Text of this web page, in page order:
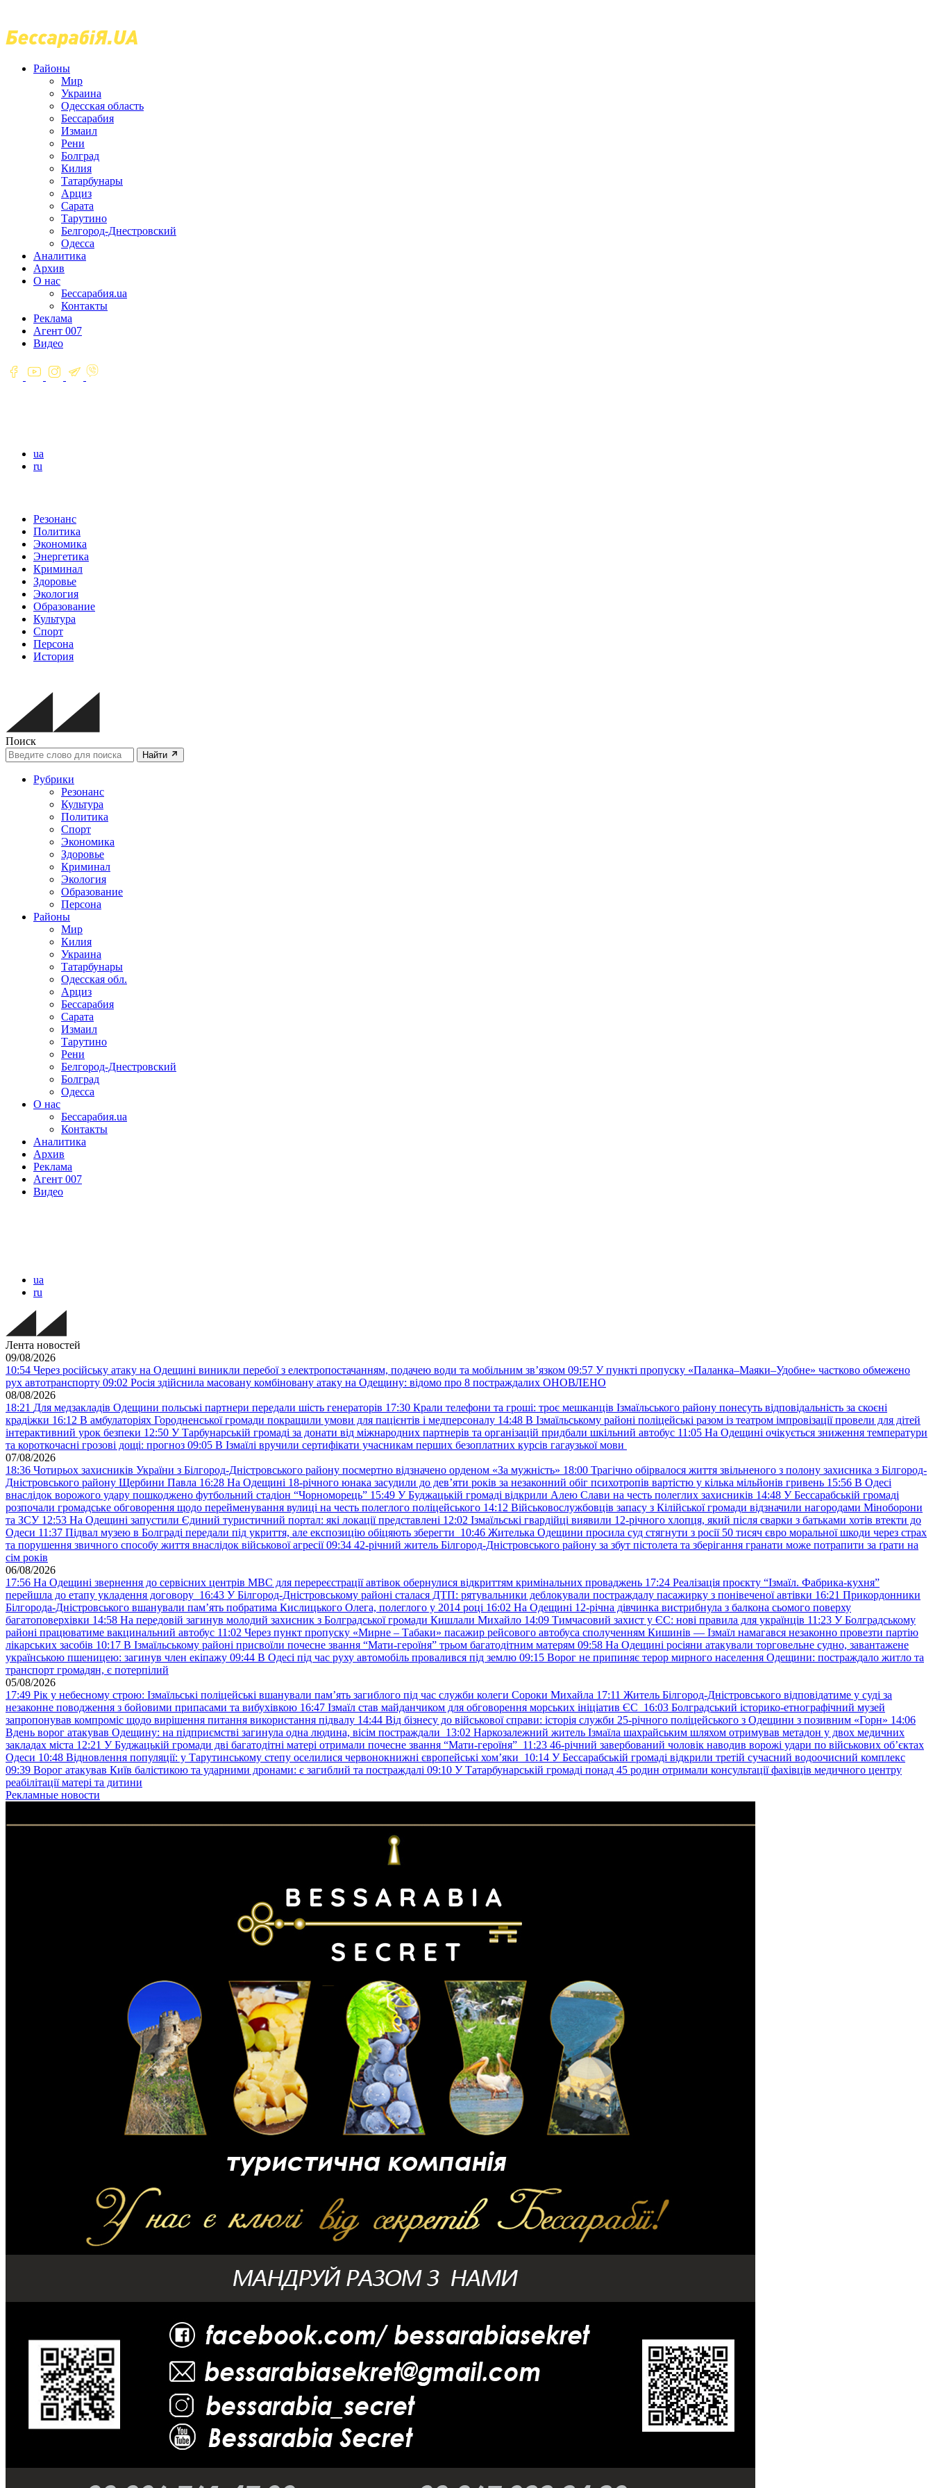
Районы
Мир
Украина
Одесская область
Бессарабия
Измаил
Рени
Болград
Килия
Татарбунары
Арциз
Сарата
Тарутино
Белгород-Днестровский
Одесса
Аналитика
Архив
О нас
Бессарабия.ua
Контакты
Реклама
Агент 007
Видео
ua
ru
Резонанс
Политика
Экономика
Энергетика
Криминал
Здоровье
Экология
Образование
Культура
Спорт
Персона
История
Поиск
Найти
Рубрики
Резонанс
Культура
Политика
Спорт
Экономика
Здоровье
Криминал
Экология
Образование
Персона
Районы
Мир
Килия
Украина
Татарбунары
Одесская обл.
Арциз
Бессарабия
Сарата
Измаил
Тарутино
Рени
Белгород-Днестровский
Болград
Одесса
О нас
Бессарабия.ua
Контакты
Аналитика
Архив
Реклама
Агент 007
Видео
ua
ru
Лента новостей
09/08/2026
10:54 Через російську атаку на Одещині виникли перебої з електропостачанням, подачею води та мобільним звʼязком 09:57 У пункті пропуску «Паланка–Маяки–Удобне» частково обмежено
рух автотранспорту 09:02 Росія здійснила масовану комбіновану атаку на Одещину: відомо про 8 постраждалих ОНОВЛЕНО
08/08/2026
18:21 Для медзакладів Одещини польські партнери передали шість генераторів 17:30 Крали телефони та гроші: троє мешканців Ізмаїльського району понесуть відповідальність за скоєні
крадіжки 16:12 В амбулаторіях Городненської громади покращили умови для пацієнтів і медперсоналу 14:48 В Ізмаїльському районі поліцейські разом із театром імпровізації провели для дітей
інтерактивний урок безпеки 12:50 У Тарбунарській громаді за донати від міжнародних партнерів та організацій придбали шкільний автобус 11:05 На Одещині очікується зниження температури
та короткочасні грозові дощі: прогноз 09:05 В Ізмаїлі вручили сертифікати учасникам перших безоплатних курсів гагаузької мови
07/08/2026
18:36 Чотирьох захисників України з Білгород-Дністровського району посмертно відзначено орденом «За мужність» 18:00 Трагічно обірвалося життя звільненого з полону захисника з Білгород-
Дністровського району Щербини Павла 16:28 На Одещині 18-річного юнака засудили до дев’яти років за незаконний обіг психотропів вартістю у кілька мільйонів гривень 15:56 В Одесі
внаслідок ворожого удару пошкоджено футбольний стадіон “Чорноморець” 15:49 У Буджацькій громаді відкрили Алею Слави на честь полеглих захисників 14:48 У Бессарабській громаді
розпочали громадське обговорення щодо перейменування вулиці на честь полеглого поліцейського 14:12 Військовослужбовців запасу з Кілійської громади відзначили нагородами Міноборони
та ЗСУ 12:53 На Одещині запустили Єдиний туристичний портал: які локації представлені 12:02 Ізмаїльські гвардійці виявили 12-річного хлопця, який після сварки з батьками хотів втекти до
Одеси 11:37 Підвал музею в Болграді передали під укриття, але експозицію обіцяють зберегти 10:46 Жителька Одещини просила суд стягнути з росії 50 тисяч євро моральної шкоди через страх
та порушення звичного способу життя внаслідок військової агресії 09:34 42-річний житель Білгород-Дністровського району за збут пістолета та зберігання гранати може потрапити за ґрати на
сім років
06/08/2026
17:56 На Одещині звернення до сервісних центрів МВС для перереєстрації автівок обернулися відкриттям кримінальних проваджень 17:24 Реалізація проєкту “Ізмаїл. Фабрика-кухня”
перейшла до етапу укладення договору 16:43 У Білгород-Дністровському районі сталася ДТП: рятувальники деблокували постраждалу пасажирку з понівеченої автівки 16:21 Прикордонники
Білгорода-Дністровського вшанували пам’ять побратима Кислицького Олега, полеглого у 2014 році 16:02 На Одещині 12-річна дівчинка вистрибнула з балкона сьомого поверху
багатоповерхівки 14:58 На передовій загинув молодий захисник з Болградської громади Кишлали Михайло 14:09 Тимчасовий захист у ЄС: нові правила для українців 11:23 У Болградському
районі працюватиме вакцинальний автобус 11:02 Через пункт пропуску «Мирне – Табаки» пасажир рейсового автобуса сполученням Кишинів — Ізмаїл намагався незаконно провезти партію
лікарських засобів 10:17 В Ізмаїльському районі присвоїли почесне звання “Мати-героїня” трьом багатодітним матерям 09:58 На Одещині росіяни атакували торговельне судно, завантажене
українською пшеницею: загинув член екіпажу 09:44 В Одесі під час руху автомобіль провалився під землю 09:15 Ворог не припиняє терор мирного населення Одещини: постраждало житло та
транспорт громадян, є потерпілий
05/08/2026
17:49 Рік у небесному строю: Ізмаїльські поліцейські вшанували пам’ять загиблого під час служби колеги Сороки Михайла 17:11 Житель Білгород-Дністровського відповідатиме у суді за
незаконне поводження з бойовими припасами та вибухівкою 16:47 Ізмаїл став майданчиком для обговорення морських ініціатив ЄС 16:03 Болградський історико-етнографічний музей
запропонував компроміс щодо вирішення питання використання підвалу 14:44 Від бізнесу до військової справи: історія служби 25-річного поліцейського з Одещини з позивним «Горн» 14:06
Вдень ворог атакував Одещину: на підприємстві загинула одна людина, вісім постраждали 13:02 Наркозалежний житель Ізмаїла шахрайським шляхом отримував метадон у двох медичних
закладах міста 12:21 У Буджацькій громади дві багатодітні матері отримали почесне звання “Мати-героїня” 11:23 46-річний завербований чоловік наводив ворожі удари по військових обʼєктах
Одеси 10:48 Відновлення популяції: у Тарутинському степу оселилися червонокнижні європейські хом’яки 10:14 У Бессарабській громаді відкрили третій сучасний водоочисний комплекс
09:39 Ворог атакував Київ балістикою та ударними дронами: є загиблий та постраждалі 09:10 У Татарбунарській громаді понад 45 родин отримали консультації фахівців медичного центру
реабілітації матері та дитини
Рекламные новости